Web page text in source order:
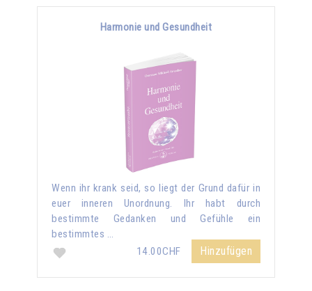
Harmonie und Gesundheit
Wenn ihr krank seid, so liegt der Grund dafür in
euer inneren Unordnung. Ihr habt durch
bestimmte Gedanken und Gefühle ein
bestimmtes …
14.00CHF
Hinzufügen